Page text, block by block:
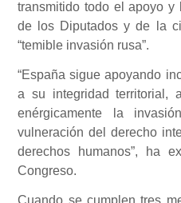
transmitido todo el apoyo
de los Diputados y de la
“temible invasión rusa”.
“España sigue apoyando
a su integridad territorial,
enérgicamente la
vulneración del derecho
derechos humanos”, ha
Congreso.
Cuando se cumplen tres